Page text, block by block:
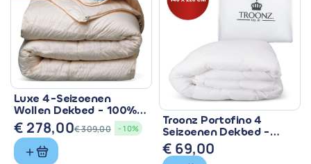
Luxe 4-Seizoenen
Wollen Dekbed - 100%
Zuiver Scheerwol
€309,00
Oorspronkelijke
prijs
€ 278,00
Huidige
prijs
- 10%
Troonz Portofino 4
Seizoenen Dekbed -
Comfort voor Elk
Seizoen
€ 69,00